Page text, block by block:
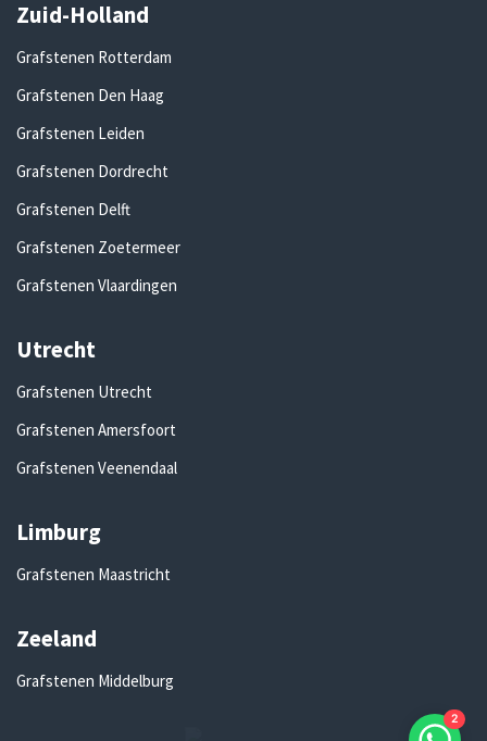
Zuid-Holland
Grafstenen Rotterdam
Grafstenen Den Haag
Grafstenen Leiden
Grafstenen Dordrecht
Grafstenen Delft
Grafstenen Zoetermeer
Grafstenen Vlaardingen
Utrecht
Grafstenen Utrecht
Grafstenen Amersfoort
Grafstenen Veenendaal
Limburg
Grafstenen Maastricht
Zeeland
Grafstenen Middelburg
2